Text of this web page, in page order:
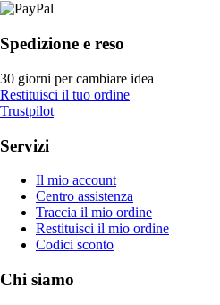
Spedizione e reso
30 giorni per cambiare idea
Restituisci il tuo ordine
Trustpilot
Servizi
Il mio account
Centro assistenza
Traccia il mio ordine
Restituisci il mio ordine
Codici sconto
Chi siamo